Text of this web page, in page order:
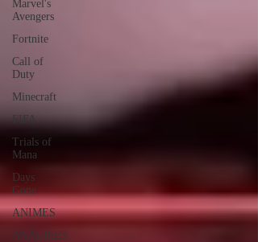
Marvel's
Avengers
Fortnite
Call of
Duty
Minecraft
FIFA
Trials of
Mana
Days
Gone
ANIMES
ANÁLISES